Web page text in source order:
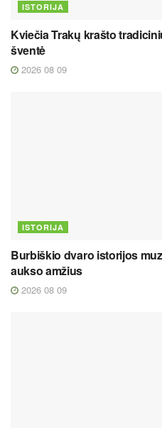
ISTORIJA
Kviečia Trakų krašto
šventė
2026 08 09
ISTORIJA
Burbiškio dvaro istorijos
aukso amžius
2026 08 09